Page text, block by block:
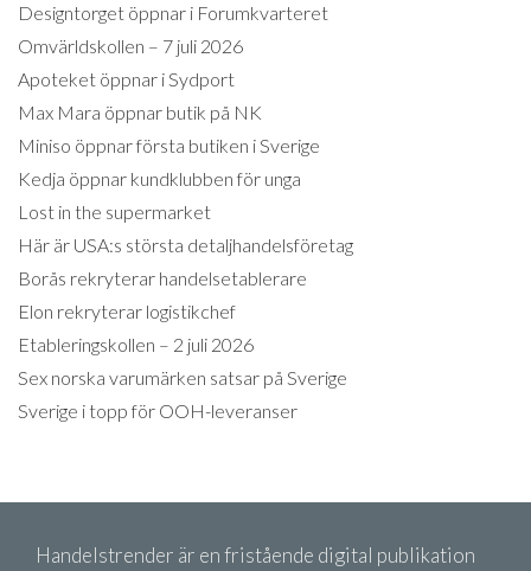
Designtorget öppnar i Forumkvarteret
Omvärldskollen – 7 juli 2026
Apoteket öppnar i Sydport
Max Mara öppnar butik på NK
Miniso öppnar första butiken i Sverige
Kedja öppnar kundklubben för unga
Lost in the supermarket
Här är USA:s största detaljhandelsföretag
Borås rekryterar handelsetablerare
Elon rekryterar logistikchef
Etableringskollen – 2 juli 2026
Sex norska varumärken satsar på Sverige
Sverige i topp för OOH-leveranser
Handelstrender är en fristående digital publikation